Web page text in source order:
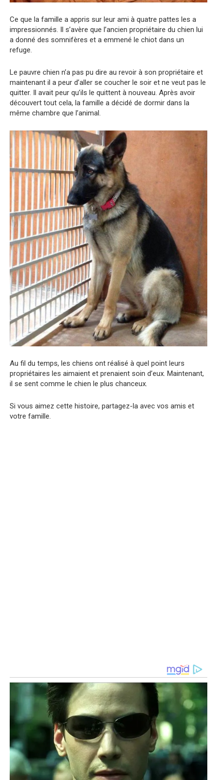
Ce que la famille a appris sur leur ami à quatre pattes les a
impressionnés. Il s’avère que l’ancien propriétaire du chien lui
a donné des somnifères et a emmené le chiot dans un
refuge.
Le pauvre chien n’a pas pu dire au revoir à son propriétaire et
maintenant il a peur d’aller se coucher le soir et ne veut pas le
quitter. Il avait peur qu’ils le quittent à nouveau. Après avoir
découvert tout cela, la famille a décidé de dormir dans la
même chambre que l’animal.
Au fil du temps, les chiens ont réalisé à quel point leurs
propriétaires les aimaient et prenaient soin d’eux. Maintenant,
il se sent comme le chien le plus chanceux.
Si vous aimez cette histoire, partagez-la avec vos amis et
votre famille.